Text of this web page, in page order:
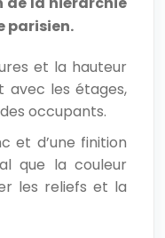
parisien.
et la hauteur
avec les étages,
occupants.
et d’une finition
que la couleur
les reliefs et la